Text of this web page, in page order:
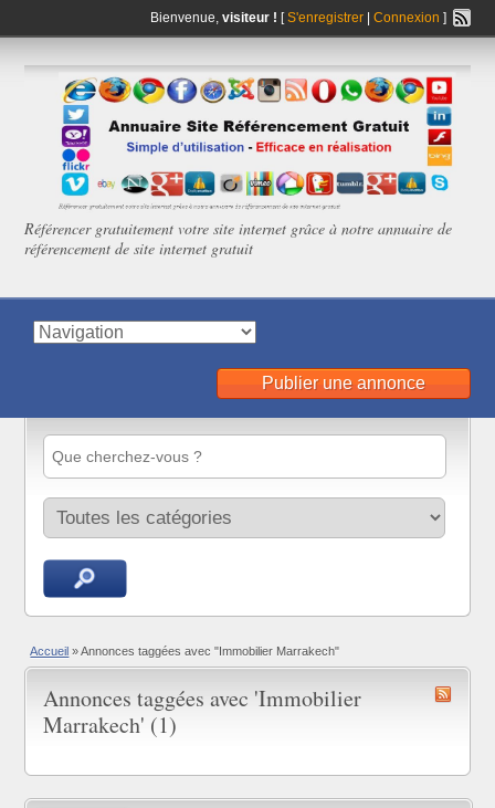
Bienvenue, visiteur ! [S'enregistrer| Connexion ]
Référencer gratuitement votre site internet grâce à notre annuaire de
référencement de site internet gratuit
Publier une annonce
Accueil » Annonces taggées avec "Immobilier Marrakech"
Annonces taggées avec 'Immobilier
Marrakech' (1)